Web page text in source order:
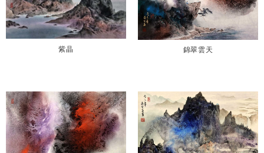
紫晶 錦翠雲天